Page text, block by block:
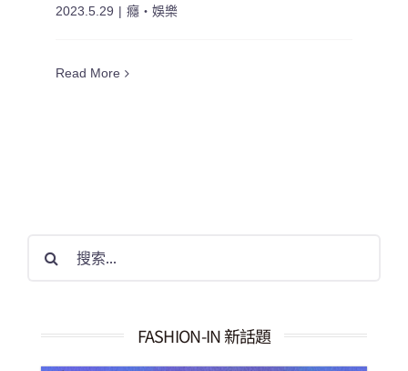
2023.5.29 | 癮・娛樂
Read More
果：
FASHION-IN 新話題